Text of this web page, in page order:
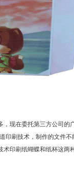
，现在委托第三方公司的
印刷技术，制作的文件不
印刷纸蝴蝶和纸杯这两